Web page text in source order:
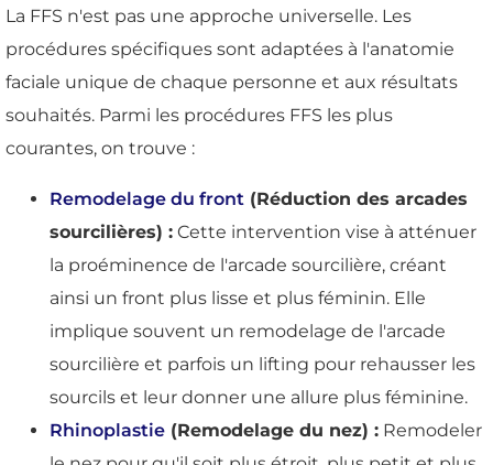
La FFS n'est pas une approche universelle. Les
procédures spécifiques sont adaptées à l'anatomie
faciale unique de chaque personne et aux résultats
souhaités. Parmi les procédures FFS les plus
courantes, on trouve :
Remodelage du front (Réduction des arcades
sourcilières) : Cette intervention vise à atténuer
la proéminence de l'arcade sourcilière, créant
ainsi un front plus lisse et plus féminin. Elle
implique souvent un remodelage de l'arcade
sourcilière et parfois un lifting pour rehausser les
sourcils et leur donner une allure plus féminine.
Rhinoplastie (Remodelage du nez) : Remodeler